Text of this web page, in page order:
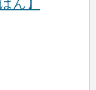
ん】